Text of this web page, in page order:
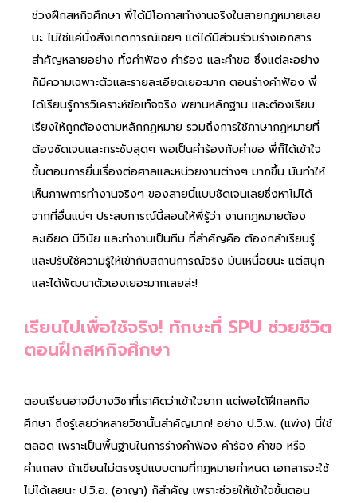
ช่วงฝึกสหกิจศึกษา พี่ได้มีโอกาสทำงานจริงในสายกฎหมายเลย
นะ ไม่ใช่แค่นั่งสังเกตการณ์เฉยๆ แต่ได้มีส่วนร่วมร่างเอกสาร
สำคัญหลายอย่าง ทั้งคำฟ้อง คำร้อง และคำขอ ซึ่งแต่ละอย่าง
ก็มีความเฉพาะตัวและรายละเอียดเยอะมาก ตอนร่างคำฟ้อง พี่
ได้เรียนรู้การวิเคราะห์ข้อเท็จจริง พยานหลักฐาน และต้องเรียบ
เรียงให้ถูกต้องตามหลักกฎหมาย รวมถึงการใช้ภาษากฎหมายที่
ต้องชัดเจนและกระชับสุดๆ พอเป็นคำร้องกับคำขอ พี่ก็ได้เข้าใจ
ขั้นตอนการยื่นเรื่องต่อศาลและหน่วยงานต่างๆ มากขึ้น มันทำให้
เห็นภาพการทำงานจริงๆ ของสายนี้แบบชัดเจนเลยซึ่งหาไม่ได้
จากที่อื่นแน่ๆ ประสบการณ์นี้สอนให้พี่รู้ว่า งานกฎหมายต้อง
ละเอียด มีวินัย และทำงานเป็นทีม ที่สำคัญคือ ต้องกล้าเรียนรู้
และปรับใช้ความรู้ให้เข้ากับสถานการณ์จริง มันเหนื่อยนะ แต่สนุก
และได้พัฒนาตัวเองเยอะมากเลยล่ะ!
เรียนไปเพื่อใช้จริง! ทักษะที่ SPU ช่วยชีวิต
ตอนฝึกสหกิจศึกษา
ตอนเรียนอาจมีบางวิชาที่เราคิดว่าเข้าใจยาก แต่พอได้ฝึกสหกิจ
ศึกษา ถึงรู้เลยว่าหลายวิชานั้นสำคัญมาก! อย่าง ป.วิ.พ. (แพ่ง) นี่ใช้
ตลอด เพราะเป็นพื้นฐานในการร่างคำฟ้อง คำร้อง คำขอ หรือ
คำแถลง ถ้าเขียนไม่ตรงรูปแบบตามที่กฎหมายกำหนด เอกสารจะใช้
ไม่ได้เลยนะ ป.วิ.อ. (อาญา) ก็สำคัญ เพราะช่วยให้เข้าใจขั้นตอน